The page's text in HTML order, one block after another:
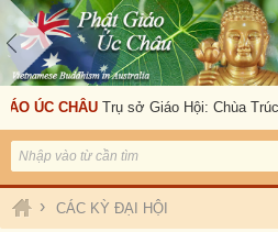
ÚC CHÂU Trụ sở Giáo Hội: Chùa
› CÁC KỲ ĐẠI HỘI